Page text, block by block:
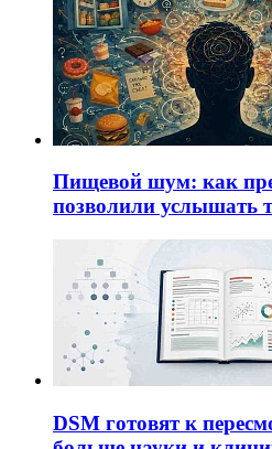
Пищевой шум: как
позволили услышать
DSM готовят к